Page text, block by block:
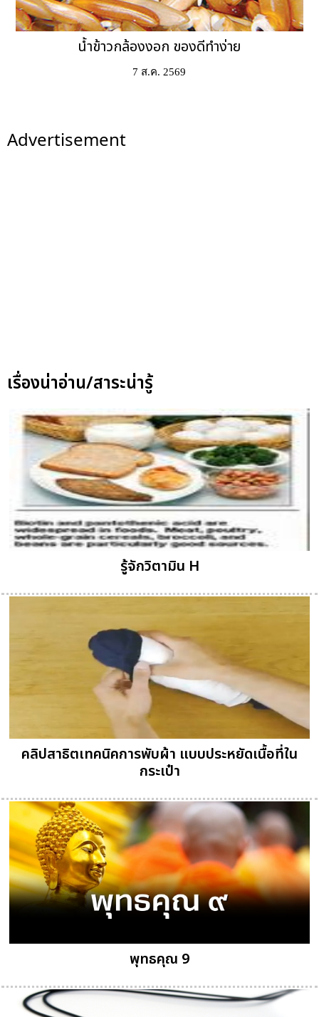
น้ำข้าวกล้องงอก ของดีทำง่าย
7 ส.ค. 2569
Advertisement
เรื่องน่าอ่าน/สาระน่ารู้
รู้จักวิตามิน H
คลิปสาธิตเทคนิคการพับผ้า แบบประหยัดเนื้อที่ใน
กระเป๋า
พุทธคุณ 9